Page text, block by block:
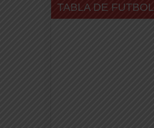
TABLA DE FUTBOL